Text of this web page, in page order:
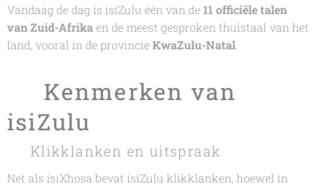
Vandaag de dag is isiZulu één van de11 officiële talen
van Zuid-Afrika en de meest gesproken thuistaal van het
land, vooral in de provincieKwaZulu-Natal.
🔊 Kenmerken van
isiZulu
👅 Klikklanken en uitspraak
Net als isiXhosa bevat isiZulu klikklanken, hoewel in